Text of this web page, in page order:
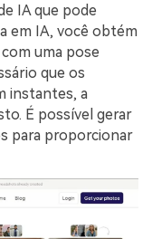
IA que pode
em IA, você obtém
uma pose
que os
instantes, a
É possível gerar
para proporcionar